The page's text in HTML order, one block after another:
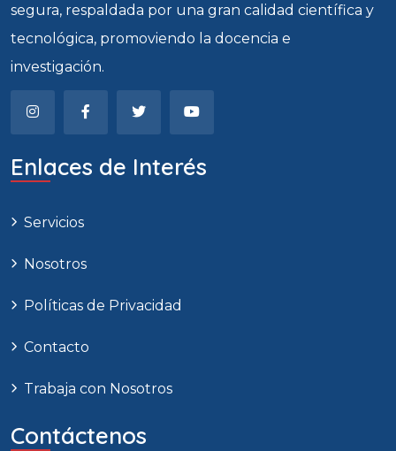
segura, respaldada por una gran calidad científica y
tecnológica, promoviendo la docencia e
investigación.
Enlaces de Interés
Servicios
Nosotros
Políticas de Privacidad
Contacto
Trabaja con Nosotros
Contáctenos